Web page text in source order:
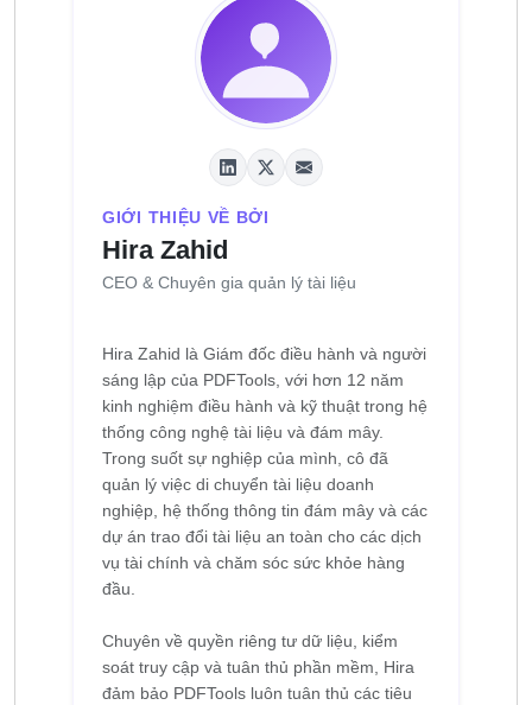
GIỚI THIỆU VỀ BỞI
Hira Zahid
CEO & Chuyên gia quản lý tài liệu
Hira Zahid là Giám đốc điều hành và người
sáng lập của PDFTools, với hơn 12 năm
kinh nghiệm điều hành và kỹ thuật trong hệ
thống công nghệ tài liệu và đám mây.
Trong suốt sự nghiệp của mình, cô đã
quản lý việc di chuyển tài liệu doanh
nghiệp, hệ thống thông tin đám mây và các
dự án trao đổi tài liệu an toàn cho các dịch
vụ tài chính và chăm sóc sức khỏe hàng
đầu.
Chuyên về quyền riêng tư dữ liệu, kiểm
soát truy cập và tuân thủ phần mềm, Hira
đảm bảo PDFTools luôn tuân thủ các tiêu